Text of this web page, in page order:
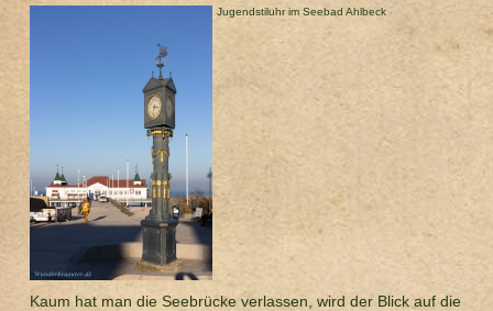
Jugendstiluhr im Seebad Ahlbeck
Kaum hat man die Seebrücke verlassen, wird der Blick auf die